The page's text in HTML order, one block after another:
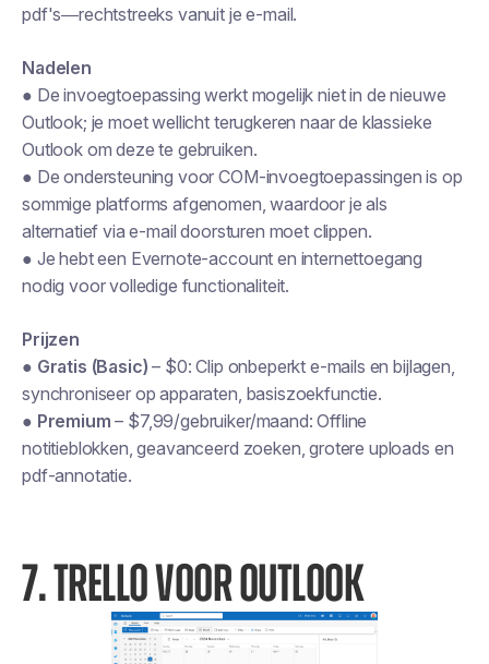
pdf's—rechtstreeks vanuit je e-mail.
Nadelen
● De invoegtoepassing werkt mogelijk niet in de nieuwe
Outlook; je moet wellicht terugkeren naar de klassieke
Outlook om deze te gebruiken.
● De ondersteuning voor COM-invoegtoepassingen is op
sommige platforms afgenomen, waardoor je als
alternatief via e-mail doorsturen moet clippen.
● Je hebt een Evernote-account en internettoegang
nodig voor volledige functionaliteit.
Prijzen
● Gratis (Basic) – $0: Clip onbeperkt e-mails en bijlagen,
synchroniseer op apparaten, basiszoekfunctie.
● Premium – $7,99/gebruiker/maand: Offline
notitieblokken, geavanceerd zoeken, grotere uploads en
pdf-annotatie.
7. TRELLO VOOR OUTLOOK